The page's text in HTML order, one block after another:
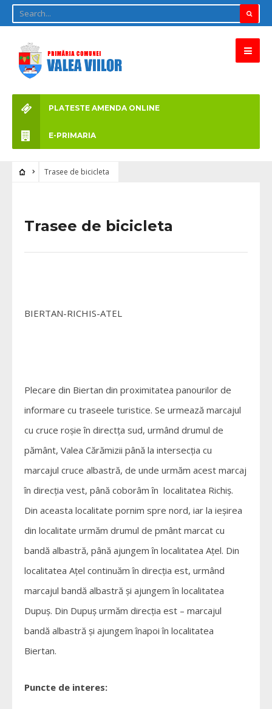
PLATESTE AMENDA ONLINE
E-PRIMARIA
Trasee de bicicleta
Trasee de bicicleta
BIERTAN-RICHIS-ATEL
Plecare din Biertan din proximitatea panourilor de
informare cu traseele turistice. Se urmează marcajul
cu cruce roșie în directța sud, urmând drumul de
pământ, Valea Cărămizii până la intersecția cu
marcajul cruce albastră, de unde urmăm acest marcaj
în direcția vest, până coborâm în localitatea Richiș.
Din aceasta localitate pornim spre nord, iar la ieșirea
din localitate urmăm drumul de pmânt marcat cu
bandă albastră, până ajungem în localitatea Ațel. Din
localitatea Ațel continuăm în direcția est, urmând
marcajul bandă albastră și ajungem în localitatea
Dupuș. Din Dupuș urmăm direcția est – marcajul
bandă albastră și ajungem înapoi în localitatea
Biertan.
Puncte de interes: